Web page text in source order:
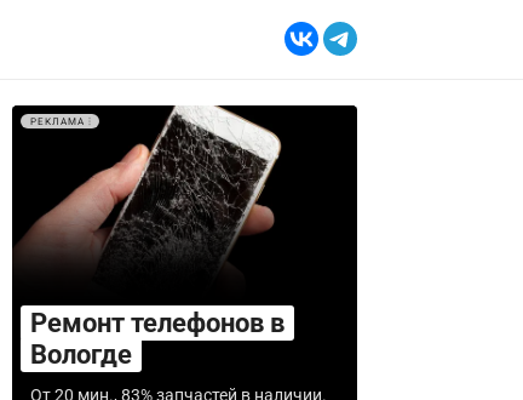
РЕКЛАМА
Ремонт телефонов в
Вологде
От 20 мин., 83% запчастей в наличии.